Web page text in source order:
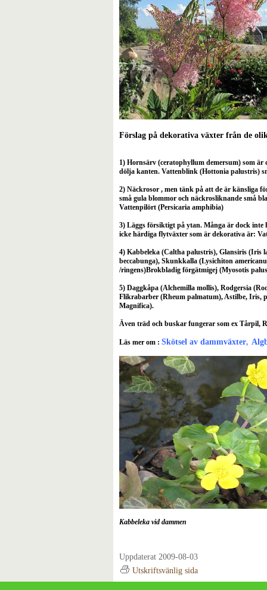
Förslag på dekorativa växter från de
1) Hornsärv (ceratophyllum demersum) som
dölja kanten. Vattenblink (Hottonia palustris)
2) Näckrosor , men tänk på att de är känsliga
små gula blommor och näckrosliknande små
Vattenpilört (Persicaria amphibia)
3) Läggs försiktigt på ytan. Många är dock
icke härdiga flytväxter som är dekorativa är:
4) Kabbeleka (Caltha palustris), Glansiris (Iris
beccabunga), Skunkkalla (Lysichiton
/ringens)Brokbladig förgätmigej (Myosotis
5) Daggkåpa (Alchemilla mollis), Rodgersia
Flikrabarber (Rheum palmatum), Astilbe, Iris,
Magnifica).
Även träd och buskar fungerar som ex Tårpil,
Läs mer om : Skötsel av dammväxter,
Kabbeleka vid dammen
Uppdaterat 2009-08-03
Utskriftsvänlig sida